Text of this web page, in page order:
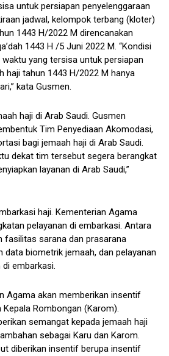
untuk persiapan penyelenggaraan
jadwal, kelompok terbang (kloter)
1443 H/2022 M direncanakan
1443 H /5 Juni 2022 M. “Kondisi
yang tersisa untuk persiapan
haji tahun 1443 H/2022 M hanya
kata Gusmen.
haji di Arab Saudi. Gusmen
Tim Penyediaan Akomodasi,
bagi jemaah haji di Arab Saudi.
dekat tim tersebut segera berangkat
layanan di Arab Saudi,”
haji. Kementerian Agama
pelayanan di embarkasi. Antara
fasilitas sarana dan prasarana
data biometrik jemaah, dan pelayanan
embarkasi.
Agama akan memberikan insentif
Kepala Rombongan (Karom).
semangat kepada jemaah haji
sebagai Karu dan Karom.
diberikan insentif berupa insentif